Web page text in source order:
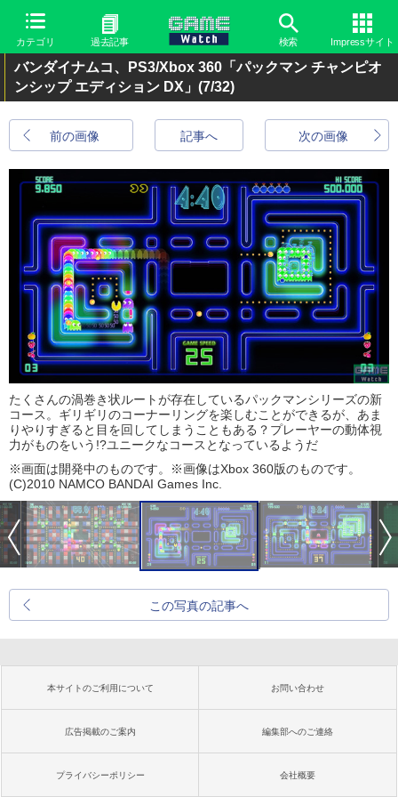
カテゴリ 過去記事 検索 Impressサイト
バンダイナムコ、PS3/Xbox 360「パックマン チャンピオ
ンシップ エディション DX」 (7/32)
前の画像 次の画像
記事へ
たくさんの渦巻き状ルートが存在しているパックマンシリーズの新
コース。ギリギリのコーナーリングを楽しむことができるが、あま
りやりすぎると目を回してしまうこともある？プレーヤーの動体視
力がものをいう!?ユニークなコースとなっているようだ
※画面は開発中のものです。※画像はXbox 360版のものです。
(C)2010 NAMCO BANDAI Games Inc.
この写真の記事へ
本サイトのご利用について お問い合わせ
広告掲載のご案内 編集部へのご連絡
プライバシーポリシー 会社概要